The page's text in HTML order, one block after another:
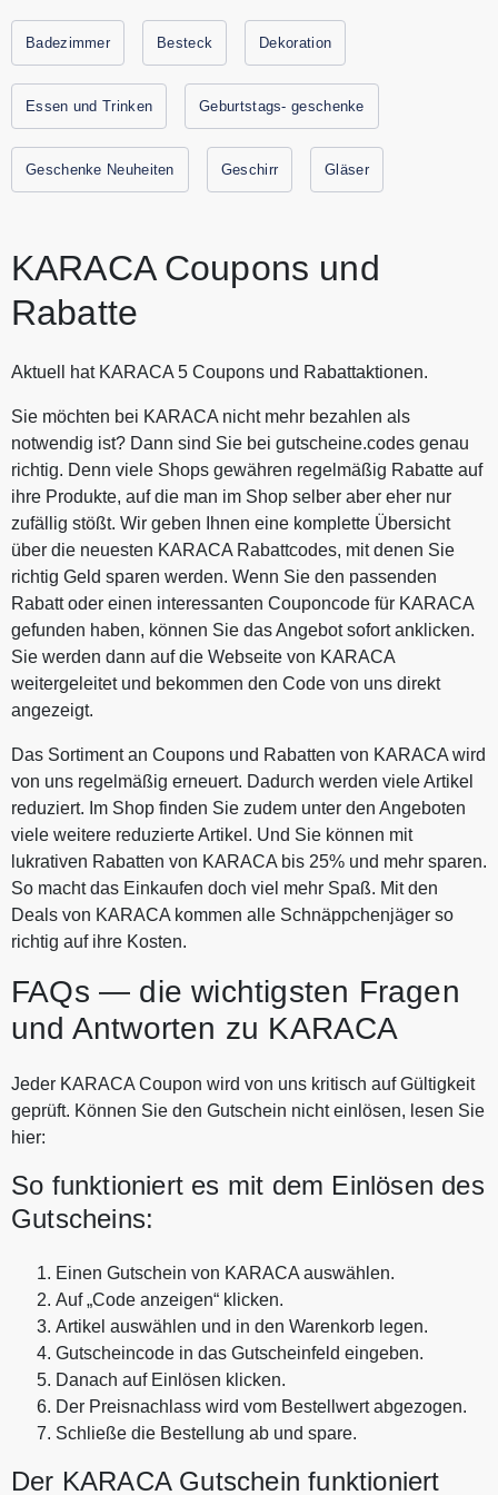
funktionale Küchenmaschinen, Kaffeemaschinen und vieles
mehr zu einem günstigen Preis. Sparen Sie jetzt durch
Gutscheine.codes mit den aktuellen Gutscheinen und
Badezimmer Besteck Dekoration
Essen und Trinken Geburtstags- geschenke
Geschenke Neuheiten Geschirr Gläser
KARACA Coupons und
Rabatte
Aktuell hat KARACA 5 Coupons und Rabattaktionen.
Sie möchten bei KARACA nicht mehr bezahlen als
notwendig ist? Dann sind Sie bei gutscheine.codes genau
richtig. Denn viele Shops gewähren regelmäßig Rabatte auf
ihre Produkte, auf die man im Shop selber aber eher nur
zufällig stößt. Wir geben Ihnen eine komplette Übersicht
über die neuesten KARACA Rabattcodes, mit denen Sie
richtig Geld sparen werden. Wenn Sie den passenden
Rabatt oder einen interessanten Couponcode für KARACA
gefunden haben, können Sie das Angebot sofort anklicken.
Sie werden dann auf die Webseite von KARACA
weitergeleitet und bekommen den Code von uns direkt
angezeigt.
Das Sortiment an Coupons und Rabatten von KARACA wird
von uns regelmäßig erneuert. Dadurch werden viele Artikel
reduziert. Im Shop finden Sie zudem unter den Angeboten
viele weitere reduzierte Artikel. Und Sie können mit
lukrativen Rabatten von KARACA bis 25% und mehr sparen.
So macht das Einkaufen doch viel mehr Spaß. Mit den
Deals von KARACA kommen alle Schnäppchenjäger so
richtig auf ihre Kosten.
FAQs — die wichtigsten Fragen
und Antworten zu KARACA
Jeder KARACA Coupon wird von uns kritisch auf Gültigkeit
geprüft. Können Sie den Gutschein nicht einlösen, lesen Sie
hier:
So funktioniert es mit dem Einlösen des
Gutscheins:
Einen Gutschein von KARACA auswählen.
Auf „Code anzeigen“ klicken.
Artikel auswählen und in den Warenkorb legen.
Gutscheincode in das Gutscheinfeld eingeben.
Danach auf Einlösen klicken.
Der Preisnachlass wird vom Bestellwert abgezogen.
Schließe die Bestellung ab und spare.
Der KARACA Gutschein funktioniert